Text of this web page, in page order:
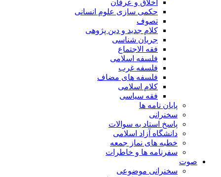
اخلاق و عرفان
حکمی سازی علوم انسانی
تصوف
کلام جدید و دین پژوهی
جریان شناسی
فقه الاجتماع
فلسفه اسلامی
فلسفه غرب
فلسفه های مضاف
کلام اسلامی
فقه سیاسی
پایان نامه ها
سخنرانی
پاسخ استاد به سوالات
دانشگاه آزاد اسلامی
خطبه های نماز جمعه
سفرنامه ها و خاطرات
صوت
سخنرانی موضوعی